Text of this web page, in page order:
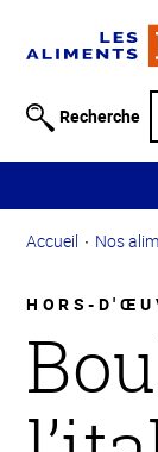
relative à
Passer
contenu
Retour à
principale
Recherche
Accueil Nos
HORS-